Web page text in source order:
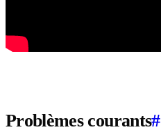
Problèmes courants#